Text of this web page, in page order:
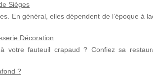
Sièges
En général, elles dépendent de l’époque à
Décoration
votre fauteuil crapaud ? Confiez sa
?